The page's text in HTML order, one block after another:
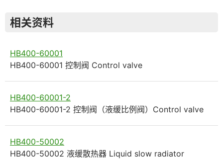
相关资料
HB400-60001
HB400-60001 控制阀 Control valve
HB400-60001-2
HB400-60001-2 控制阀（液缓比例阀）Control valve
HB400-50002
HB400-50002 液缓散热器 Liquid slow radiator